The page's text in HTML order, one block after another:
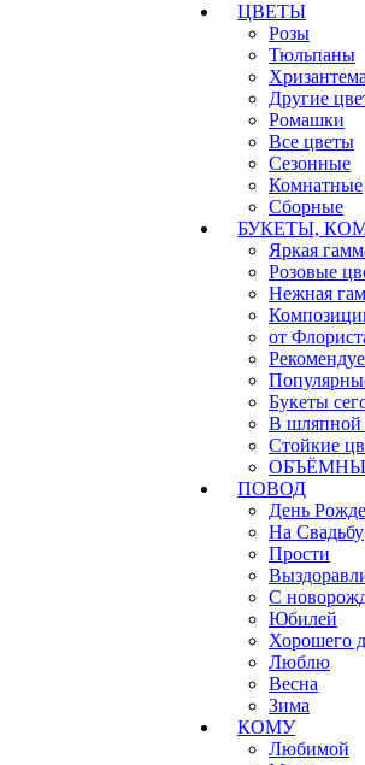
ЦВЕТЫ
Розы
Тюльпаны
Другие
Ромашки
Все цветы
Сезонные
Комнатные
Сборные
БУКЕТЫ,
Яркая
Розовые
Нежная
от
Букеты
В шляпной
Стойкие
ПОВОД
День
На Свадьбу
Прости
С
Юбилей
Хорошего
Люблю
Весна
Зима
КОМУ
Любимой